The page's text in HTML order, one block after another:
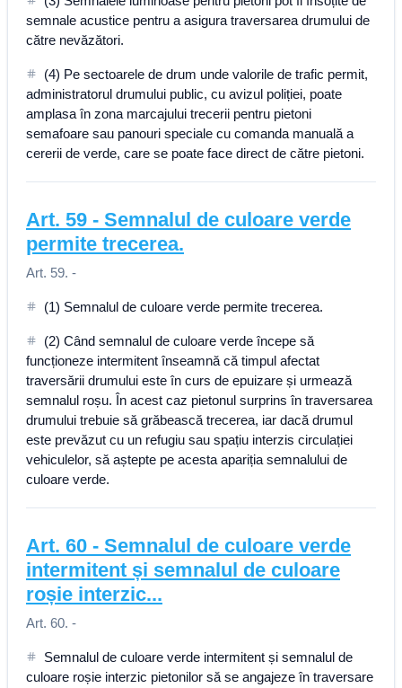
semnale acustice pentru a asigura traversarea drumului de
către nevăzători.
(4) Pe sectoarele de drum unde valorile de trafic permit,
administratorul drumului public, cu avizul poliției, poate
amplasa în zona marcajului trecerii pentru pietoni
semafoare sau panouri speciale cu comanda manuală a
cererii de verde, care se poate face direct de către pietoni.
Art. 59 - Semnalul de culoare verde
permite trecerea.
Art. 59. -
(1) Semnalul de culoare verde permite trecerea.
(2) Când semnalul de culoare verde începe să
funcționeze intermitent înseamnă că timpul afectat
traversării drumului este în curs de epuizare și urmează
semnalul roșu. În acest caz pietonul surprins în traversarea
drumului trebuie să grăbească trecerea, iar dacă drumul
este prevăzut cu un refugiu sau spațiu interzis circulației
vehiculelor, să aștepte pe acesta apariția semnalului de
culoare verde.
Art. 60 - Semnalul de culoare verde
intermitent și semnalul de culoare
roșie interzic...
Art. 60. -
Semnalul de culoare verde intermitent și semnalul de
culoare roșie interzic pietonilor să se angajeze în traversare